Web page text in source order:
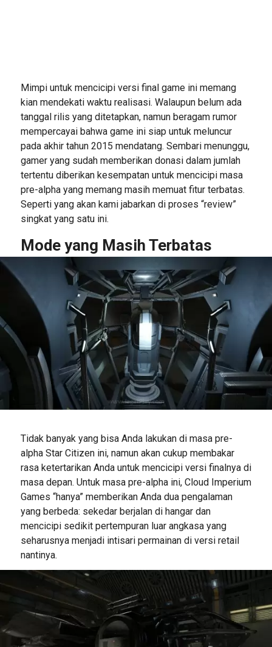
Mimpi untuk mencicipi versi final game ini memang
kian mendekati waktu realisasi. Walaupun belum ada
tanggal rilis yang ditetapkan, namun beragam rumor
mempercayai bahwa game ini siap untuk meluncur
pada akhir tahun 2015 mendatang. Sembari menunggu,
gamer yang sudah memberikan donasi dalam jumlah
tertentu diberikan kesempatan untuk mencicipi masa
pre-alpha yang memang masih memuat fitur terbatas.
Seperti yang akan kami jabarkan di proses “review”
singkat yang satu ini.
Mode yang Masih Terbatas
Tidak banyak yang bisa Anda lakukan di masa pre-
alpha Star Citizen ini, namun akan cukup membakar
rasa ketertarikan Anda untuk mencicipi versi finalnya di
masa depan. Untuk masa pre-alpha ini, Cloud Imperium
Games “hanya” memberikan Anda dua pengalaman
yang berbeda: sekedar berjalan di hangar dan
mencicipi sedikit pertempuran luar angkasa yang
seharusnya menjadi intisari permainan di versi retail
nantinya.